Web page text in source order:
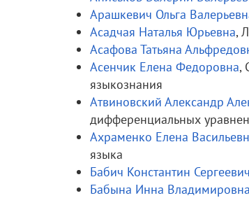
Арашкевич Ольга
Асадчая Наталья Юрьевна,
Асафова Татьяна
Асенчик Елена Федоровна,
языкознания
Атвиновский Александр
дифференциальных
Ахраменко Елена
языка
Бабич Константин Сергеевич
Бабына Инна Владимировна